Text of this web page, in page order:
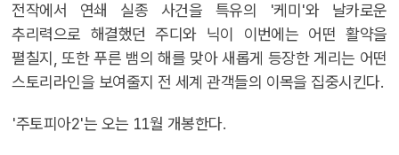
전작에서 연쇄 실종 사건을 특유의 '케미'와 날카로운
추리력으로 해결했던 주디와 닉이 이번에는 어떤 활약을
펼칠지, 또한 푸른 뱀의 해를 맞아 새롭게 등장한 게리는 어떤
스토리라인을 보여줄지 전 세계 관객들의 이목을 집중시킨다.
'주토피아2'는 오는 11월 개봉한다.